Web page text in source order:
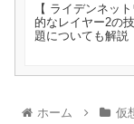
【 ライデンネッ
的なレイヤー2の
題についても解説
ホーム 仮